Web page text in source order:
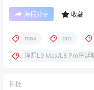
海报分享 收藏
max pro
理想L9 Max/L8 Pro将延
科技